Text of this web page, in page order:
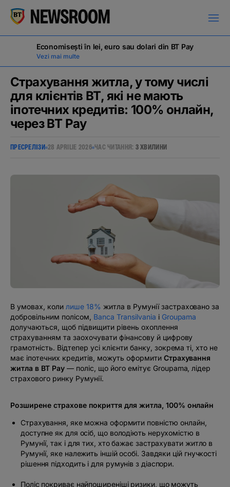
ПРЕСРЕЛІЗИ
ВІХИ
ОГОЛОШЕННЯ
Economisești în lei, euro sau dolari din BT Pay
Vezi mai multe
Страхування житла, у тому числі
для клієнтів BT, які не мають
іпотечних кредитів: 100% онлайн,
через BT Pay
ПРЕСРЕЛІЗИ 28 APRILIE 2026 ЧАС ЧИТАННЯ: 3 ХВИЛИНИ
В умовах, коли лише 18% житла в Румунії застраховано за
добровільним полісом, Banca Transilvania і Groupama
долучаються, щоб підвищити рівень охоплення
страхуванням та заохочувати фінансову й цифрову
грамотність. Відтепер усі клієнти банку, зокрема ті, хто не
має іпотечних кредитів, можуть оформити Страхування
житла в BT Pay— поліс, що його емітує Groupama, лідер
страхового ринку Румунії.
Розширене страхове покриття для житла, 100% онлайн
Страхування, яке можна оформити повністю онлайн,
доступне як для осіб, що володіють нерухомістю в
Румунії, так і для тих, хто бажає застрахувати житло в
Румунії, яке належить іншій особі. Завдяки цій гнучкості
рішення підходить і для румунів з діаспори.
Поліс покриває найпоширеніші ризики, що можуть